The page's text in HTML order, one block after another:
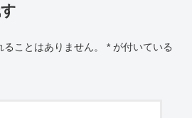
ことはありません。 * が付いている